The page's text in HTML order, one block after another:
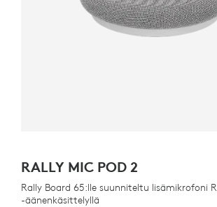
RALLY MIC POD 2
Rally Board 65:lle suunniteltu lisämikrofoni
-äänenkäsittelyllä